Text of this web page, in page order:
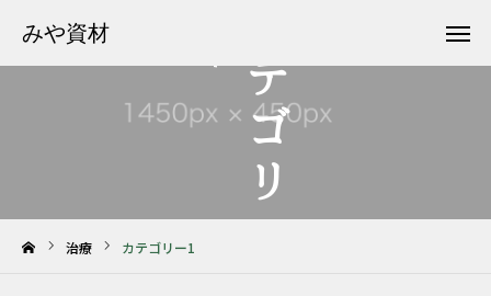
みや資材 カ
テ
ゴ
リ
ー
治療 カテゴリー1
みや資材
会社案内